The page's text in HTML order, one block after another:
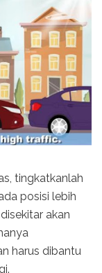
tingkatkanlah
posisi lebih
akan
harus dibantu